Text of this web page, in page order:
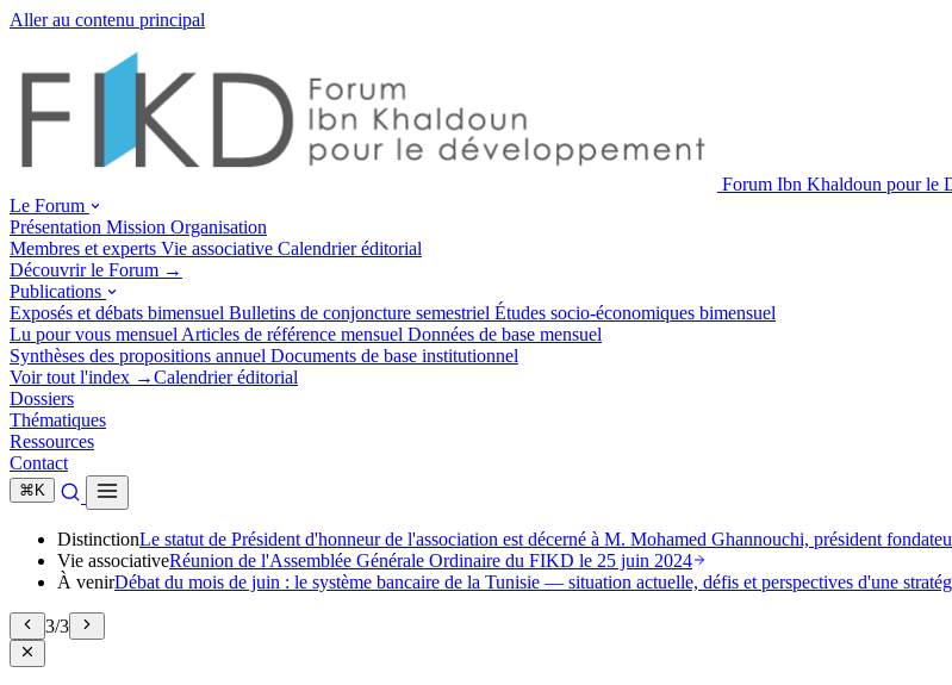
Aller au contenu principal
Forum Ibn Khaldoun pour le
Le Forum
Présentation Mission Organisation
Membres et experts Vie associative Calendrier éditorial
Découvrir le Forum →
Publications
Exposés et débats bimensuel Bulletins de conjoncture semestriel Études socio-économiques bimensuel
Lu pour vous mensuel Articles de référence mensuel Données de base mensuel
Synthèses des propositions annuel Documents de base institutionnel
Voir tout l'index →Calendrier éditorial
Dossiers
Thématiques
Ressources
Contact
⌘ K
DistinctionLe statut de Président d'honneur de l'association est décerné à M. Mohamed Ghannouchi, président
Vie associativeRéunion de l'Assemblée Générale Ordinaire du FIKD le 25 juin 2024
À venirDébat du mois de juin : le système bancaire de la Tunisie — situation actuelle, défis et perspectives d'une
3/3